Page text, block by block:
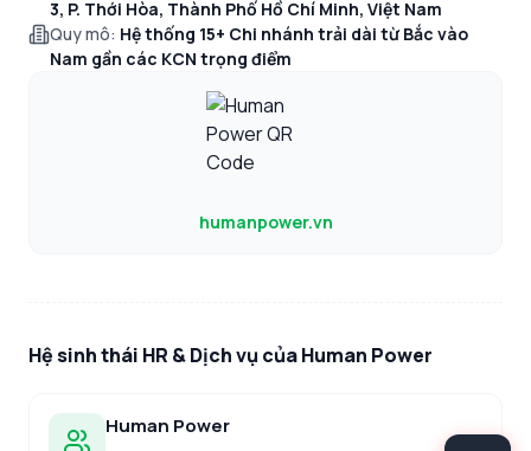
3, P. Thới Hòa, Thành Phố Hồ Chí Minh, Việt Nam
Quy mô: Hệ thống 15+ Chi nhánh trải dài từ Bắc vào
Nam gần các KCN trọng điểm
humanpower.vn
Hệ sinh thái HR & Dịch vụ của Human Power
Human Power